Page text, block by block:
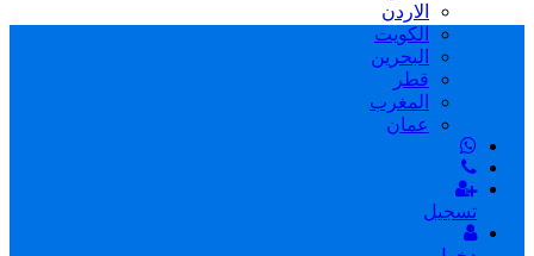
الاردن
الكويت
البحرين
قطر
المغرب
عمان
تسجيل